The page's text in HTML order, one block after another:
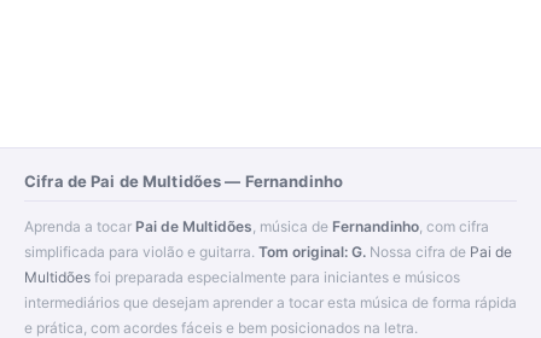
Cifra de Pai de Multidões — Fernandinho
Aprenda a tocar Pai de Multidões , música de Fernandinho , com cifra
simplificada para violão e guitarra. Tom original: G. Nossa cifra de Pai de
Multidões foi preparada especialmente para iniciantes e músicos
intermediários que desejam aprender a tocar esta música de forma rápida
e prática, com acordes fáceis e bem posicionados na letra.